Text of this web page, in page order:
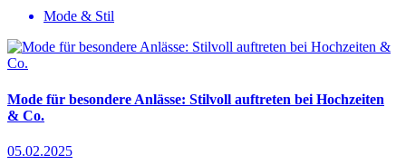
Mode & Stil
Mode für besondere Anlässe: Stilvoll auftreten bei Hochzeiten
& Co.
05.02.2025